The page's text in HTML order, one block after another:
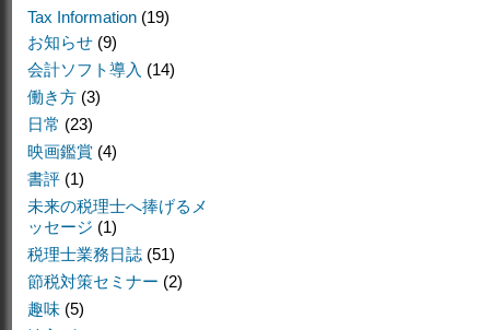
Tax Information (19)
お知らせ (9)
会計ソフト導入 (14)
働き方 (3)
日常 (23)
映画鑑賞 (4)
書評 (1)
未来の税理士へ捧げるメ
ッセージ (1)
税理士業務日誌 (51)
節税対策セミナー (2)
趣味 (5)